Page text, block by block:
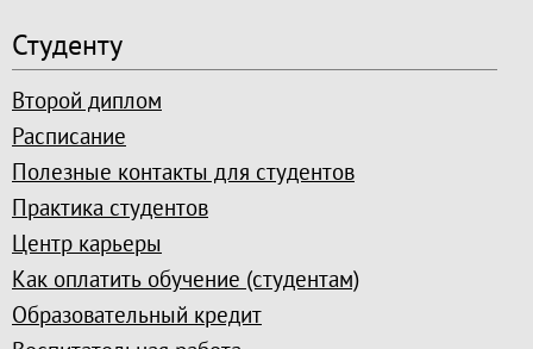
Студенту
Второй диплом
Расписание
Полезные контакты для студентов
Практика студентов
Центр карьеры
Как оплатить обучение (студентам)
Образовательный кредит